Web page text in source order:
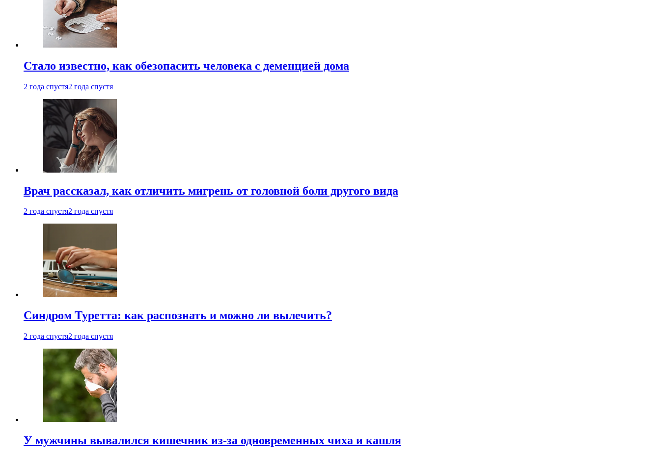
Стало известно, как обезопасить человека с деменцией дома
2 года спустя2 года спустя
Врач рассказал, как отличить мигрень от головной боли другого вида
2 года спустя2 года спустя
Синдром Туретта: как распознать и можно ли вылечить?
2 года спустя2 года спустя
У мужчины вывалился кишечник из-за одновременных чиха и кашля